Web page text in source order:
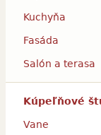
Kuchyňa
Fasáda
Salón a terasa
Kúpeľňové
Vane